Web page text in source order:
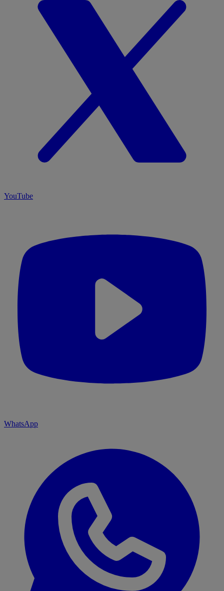
YouTube
WhatsApp